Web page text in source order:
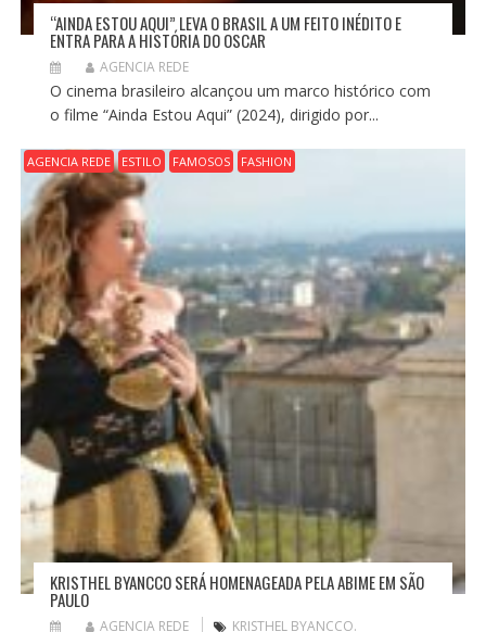
“AINDA ESTOU AQUI” LEVA O BRASIL A UM FEITO INÉDITO E
ENTRA PARA A HISTÓRIA DO OSCAR
AGENCIA REDE
O cinema brasileiro alcançou um marco histórico com
o filme “Ainda Estou Aqui” (2024), dirigido por...
AGENCIA REDE ESTILO FAMOSOS FASHION
KRISTHEL BYANCCO SERÁ HOMENAGEADA PELA ABIME EM SÃO
PAULO
AGENCIA REDE KRISTHEL BYANCCO.